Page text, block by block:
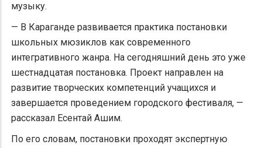
музыку.
— В Караганде развивается практика постановки
школьных мюзиклов как современного
интегративного жанра. На сегодняшний день это уже
шестнадцатая постановка. Проект направлен на
развитие творческих компетенций учащихся и
завершается проведением городского фестиваля, —
рассказал Есентай Ашим.
По его словам, постановки проходят экспертную